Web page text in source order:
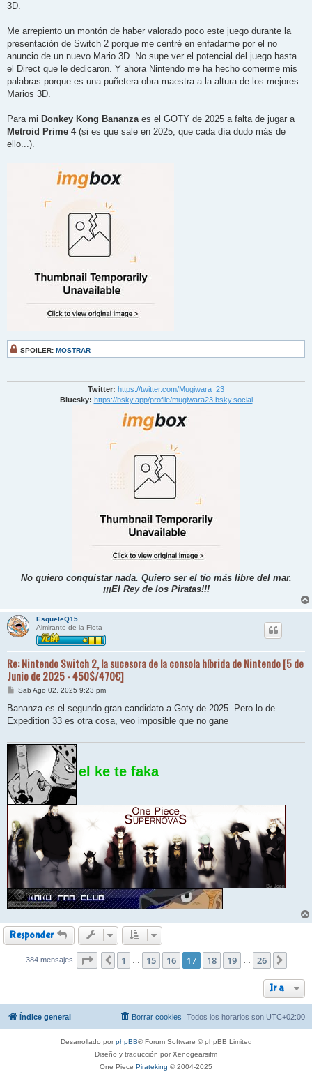
3D.
Me arrepiento un montón de haber valorado poco este juego durante la
presentación de Switch 2 porque me centré en enfadarme por el no
anuncio de un nuevo Mario 3D. No supe ver el potencial del juego hasta
el Direct que le dedicaron. Y ahora Nintendo me ha hecho comerme mis
palabras porque es una puñetera obra maestra a la altura de los mejores
Marios 3D.
Para mi Donkey Kong Bananzaes el GOTY de 2025 a falta de jugar a
Metroid Prime 4(si es que sale en 2025, que cada día dudo más de
ello...).
SPOILER: MOSTRAR
Twitter: https://twitter.com/Mugiwara_23
Bluesky: https://bsky.app/profile/mugiwara23.bsky.social
No quiero conquistar nada. Quiero ser el tío más libre del mar.
¡¡¡El Rey de los Piratas!!!
EsqueleQ15
Almirante de la Flota
Re: Nintendo Switch 2, la sucesora de la consola híbrida de Nintendo [5 de
Junio de 2025 - 450$/470€]
M
n
a
Sab Ago 02, 2025 9:23 pm
Bananza es el segundo gran candidato a Goty de 2025. Pero lo de
Expedition 33 es otra cosa, veo imposible que no gane
el ke te faka
Responder
384 mensajes Página17 de26
Anterior
1 15 16 17 18 19 26
Ir a
Índice general Todos los horarios son UTC+02:00
Borrar cookies
Desarrollado porphpBB® Forum Software © phpBB Limited
Diseño y traducción por Xenogearsifm
One Piece Pirateking © 2004-2025